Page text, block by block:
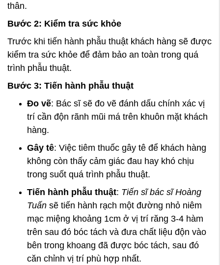
thân.
Bước 2: Kiểm tra sức khỏe
Trước khi tiến hành phẫu thuật khách hàng sẽ được
kiểm tra sức khỏe để đảm bảo an toàn trong quá
trình phẫu thuật.
Bước 3: Tiến hành phẫu thuật
Đo vẽ: Bác sĩ sẽ đo vẽ đánh dấu chính xác vị
trí cần độn rãnh mũi má trên khuôn mặt khách
hàng.
Gây tê: Việc tiêm thuốc gây tê để khách hàng
không còn thấy cảm giác đau hay khó chịu
trong suốt quá trình phẫu thuật.
Tiến hành phẫu thuật: Tiến sĩ bác sĩ Hoàng
Tuấn sẽ tiến hành rạch một đường nhỏ niêm
mạc miệng khoảng 1cm ở vị trí răng 3-4 hàm
trên sau đó bóc tách và đưa chất liệu độn vào
bên trong khoang đã được bóc tách, sau đó
căn chỉnh vị trí phù hợp nhất.